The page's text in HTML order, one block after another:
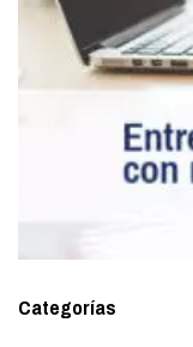
Categorías